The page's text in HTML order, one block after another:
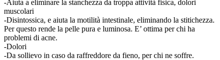
-Aiuta a eliminare la stanchezza da troppa attività fisica, dolori
muscolari
-Disintossica, e aiuta la motilità intestinale, eliminando la stitichezza.
Per questo rende la pelle pura e luminosa. E’ ottima per chi ha
problemi di acne.
-Dolori
-Da sollievo in caso da raffreddore da fieno, per chi ne soffre.